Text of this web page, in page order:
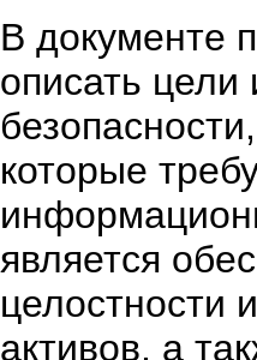
В документе
описать
которые
является
целостности
активов, а